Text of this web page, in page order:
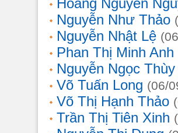
Hoàng Nguyễn
Nguyễn Như Thảo
Nguyễn Nhật Lệ
Phan Thị Minh Anh
Nguyễn Ngọc
Võ Tuấn Long (06/
Võ Thị Hạnh Thảo
Trần Thị Tiên Xinh